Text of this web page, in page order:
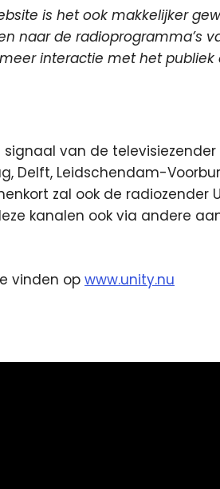
is het ook makkelijker
naar de radioprogramma’s
interactie met het publiek
signaal van de
Delft, Leidschendam-
zal ook de radiozender
kanalen ook via andere
vinden op www.unity.nu